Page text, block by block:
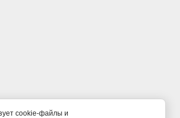
cookie-файлы и